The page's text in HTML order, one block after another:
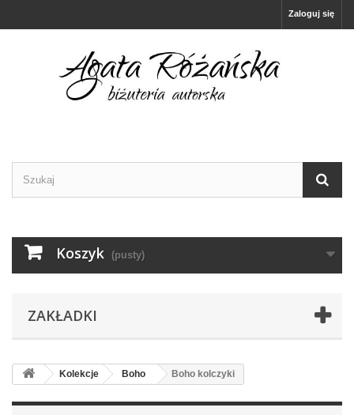
Zaloguj się
Koszyk (pusty)
ZAKŁADKI
Kolekcje Boho Boho kolczyki